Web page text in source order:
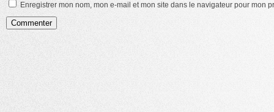
Enregistrer mon nom, mon e-mail et mon site dans le navigateur pour mon